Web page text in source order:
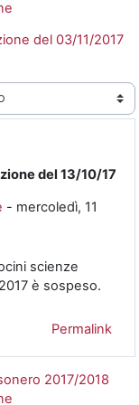
del 03/11/2017
del 13/10/17
- mercoledì, 11
scienze
è sospeso.
Permalink
2017/2018